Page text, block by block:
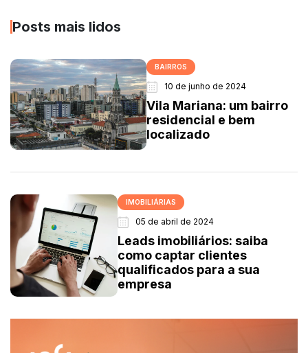
Posts mais lidos
BAIRROS
10 de junho de 2024
Vila Mariana: um bairro
residencial e bem
localizado
IMOBILIÁRIAS
05 de abril de 2024
Leads imobiliários: saiba
como captar clientes
qualificados para a sua
empresa